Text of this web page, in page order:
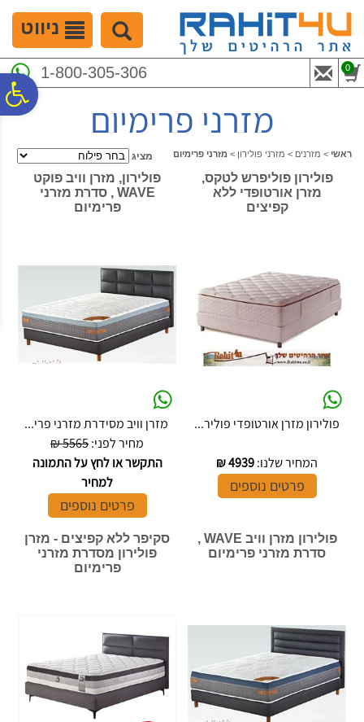
נגישות
המרכזי
ניווט
1-800-305-306 0
מזרני פרימיום
ראשי > מזרנים > מזרני פולירון > מזרני פרימיום מציג
פולירון פוליפרש לטקס,
מזרן אורטופדי ללא
קפיצים
פולירון מזרן אורטופדי פוליר...
המחיר שלנו:4939
₪
פרטים נוספים
פולירון, מזרן וויב פוקט
WAVE , סדרת מזרני
פרימיום
מזרן וויב מסידרת מזרני פרי...
מחיר לפני:5565 ₪
התקשר או לחץ על התמונה
למחיר
פרטים נוספים
פולירון מזרן וויב WAVE ,
סדרת מזרני פרימיום
סקיפר ללא קפיצים - מזרן
פולירון מסדרת מזרני
פרימיום